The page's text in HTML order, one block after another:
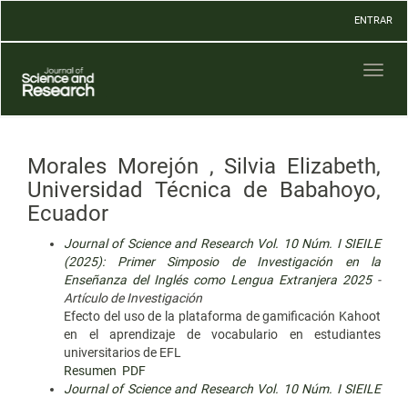
Contenido
Barra
lateral
ENTRAR
Morales Morejón , Silvia Elizabeth,
Universidad Técnica de Babahoyo,
Ecuador
Journal of Science and Research Vol. 10 Núm. I SIEILE
(2025): Primer Simposio de Investigación en la
Enseñanza del Inglés como Lengua Extranjera 2025-
Artículo de Investigación
Efecto del uso de la plataforma de gamificación Kahoot
en el aprendizaje de vocabulario en estudiantes
universitarios de EFL
Resumen PDF
Journal of Science and Research Vol. 10 Núm. I SIEILE